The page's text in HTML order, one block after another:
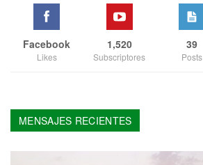
Facebook
Likes
1,520
Subscriptores
39
Posts
MENSAJES RECIENTES